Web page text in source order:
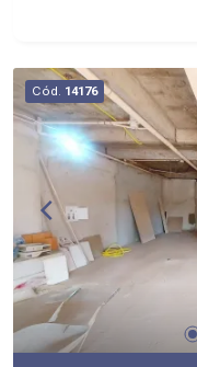
Cód. 14176